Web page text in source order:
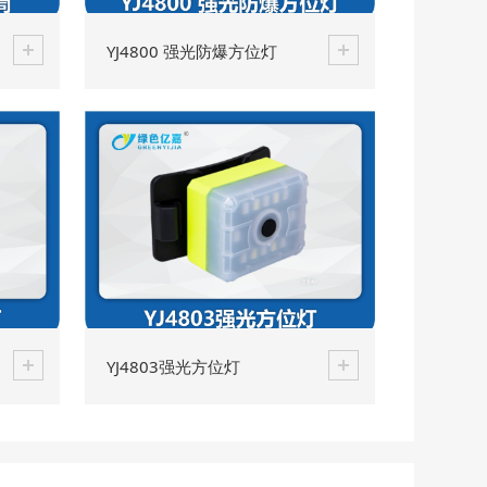
YJ4800 强光防爆方位灯
YJ4803强光方位灯